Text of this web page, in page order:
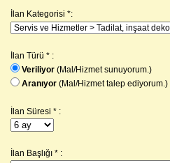
İlan Kategorisi *:
İlan Türü * :
Veriliyor (Mal/Hizmet sunuyorum.)
Aranıyor (Mal/Hizmet talep ediyorum.)
İlan Süresi * :
İlan Başlığı * :